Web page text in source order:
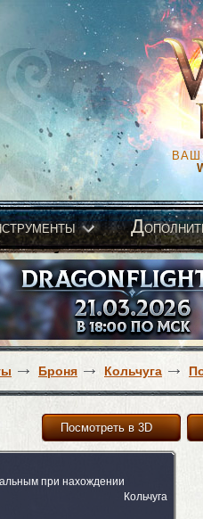
ВАШ
Д
Броня Кольчуга
Посмотреть в 3D
при нахождении
Кольчуга